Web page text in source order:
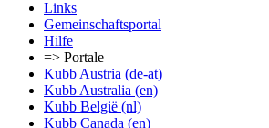
Links
Gemeinschafts­portal
Hilfe
=> Portale
Kubb Austria (de-at)
Kubb Australia (en)
Kubb België (nl)
Kubb Canada (en)